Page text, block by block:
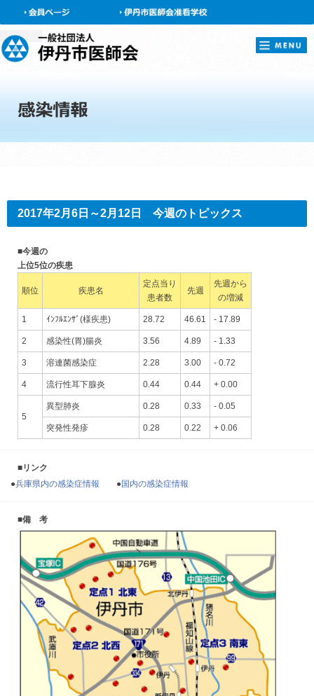
会員ページ
2017年2月6日～2月12日 今週のトピックス
■今週の
上位5位の疾患
順位 疾患名
定点当り
患者数
先週
先週から
の増減
1 ｲﾝﾌﾙｴﾝｻﾞ(様疾患) 28.72 46.61 - 17.89
2 感染性(胃)腸炎 3.56 4.89 - 1.33
3 溶連菌感染症 2.28 3.00 - 0.72
4 流行性耳下腺炎 0.44 0.44 + 0.00
5
異型肺炎 0.28 0.33 - 0.05
突発性発疹 0.28 0.22 + 0.06
■リンク
●兵庫県内の感染症情報 ●国内の感染症情報
■備 考